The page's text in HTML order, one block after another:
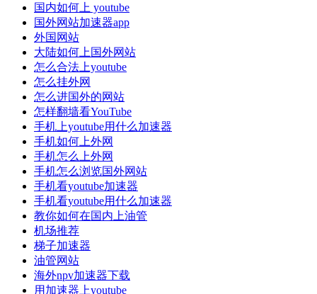
国内如何上 youtube
国外网站加速器app
外国网站
大陆如何上国外网站
怎么合法上youtube
怎么挂外网
怎么进国外的网站
怎样翻墙看YouTube
手机上youtube用什么加速器
手机如何上外网
手机怎么上外网
手机怎么浏览国外网站
手机看youtube加速器
手机看youtube用什么加速器
教你如何在国内上油管
机场推荐
梯子加速器
油管网站
海外npv加速器下载
用加速器上youtube